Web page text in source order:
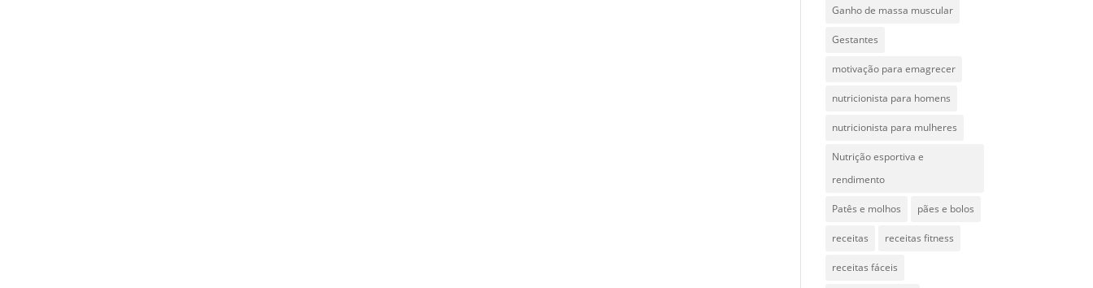
Ganho de massa muscular
Gestantes
motivação para emagrecer
nutricionista para homens
nutricionista para mulheres
Nutrição esportiva e
rendimento
Patês e molhos pães e bolos
receitas receitas fitness
receitas fáceis